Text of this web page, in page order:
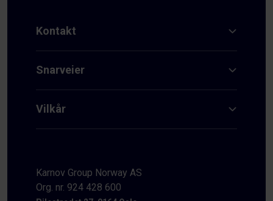
Kontakt
Snarveier
Vilkår
Karnov Group Norway AS
Org. nr. 924 428 600